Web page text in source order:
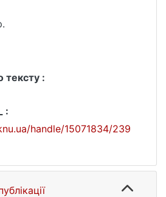
тексту :
:
handle/15071834/239